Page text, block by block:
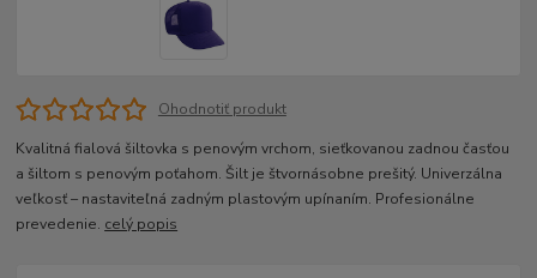
Ohodnotiť produkt
Kvalitná fialová šiltovka s penovým vrchom, sieťkovanou zadnou časťou
a šiltom s penovým poťahom. Šilt je štvornásobne prešitý. Univerzálna
veľkosť – nastaviteľná zadným plastovým upínaním. Profesionálne
prevedenie. celý popis